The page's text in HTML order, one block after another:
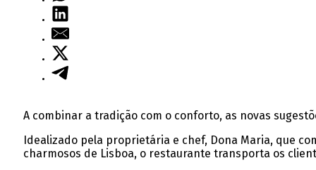
A combinar a tradição com o conforto, as novas
Idealizado pela proprietária e chef, Dona Maria, que
charmosos de Lisboa, o restaurante transporta os